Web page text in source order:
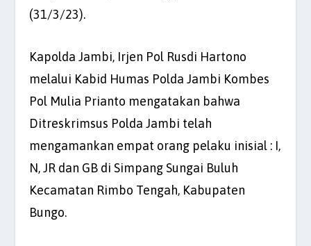
(31/3/23).
Kapolda Jambi, Irjen Pol Rusdi Hartono
melalui Kabid Humas Polda Jambi Kombes
Pol Mulia Prianto mengatakan bahwa
Ditreskrimsus Polda Jambi telah
mengamankan empat orang pelaku inisial : I,
N, JR dan GB di Simpang Sungai Buluh
Kecamatan Rimbo Tengah, Kabupaten
Bungo.